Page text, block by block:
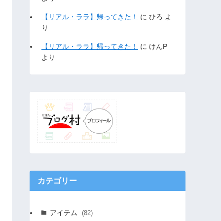
【リアル・ララ】帰ってきた！ に ひろ よ
り
【リアル・ララ】帰ってきた！ に けんP
より
カテゴリー
アイテム (82)